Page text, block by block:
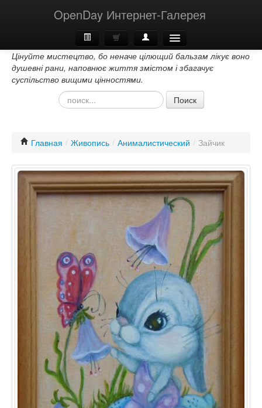
OpenDay Интернет-Галерея
Главная
О Нас
Цінуйте мистецтво, бо неначе цілющий бальзам лікує воно
душевні рани, наповнює життя змістом і збагачує
суспільство вищими цінностями.
Поиск
Главная / Живопись / Анималистический / Зайчик